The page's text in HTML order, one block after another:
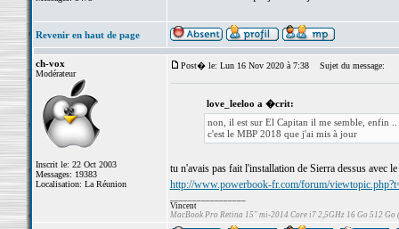
Revenir en haut de page
ch-vox
Modérateur
Inscrit le: 22 Oct 2003
Messages: 19383
Localisation: La Réunion
Post� le: Lun 16 Nov 2020 à 7:38 Sujet du message:
love_leeloo a �crit:
non, il est sur El Capitan il me semble, enfin
c'est le MBP 2018 que j'ai mis à jour
tu n'avais pas fait l'installation de Sierra dessus avec
http://www.powerbook-fr.com/forum/
Vincent
MacBook Pro Retina 15" mi-2014 Core i7 2,5GHz 16 Go 512 Go